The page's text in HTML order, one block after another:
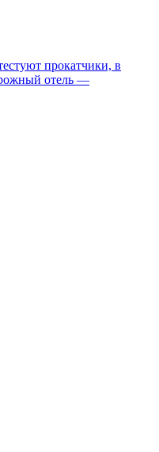
прокатчики, в
отель —